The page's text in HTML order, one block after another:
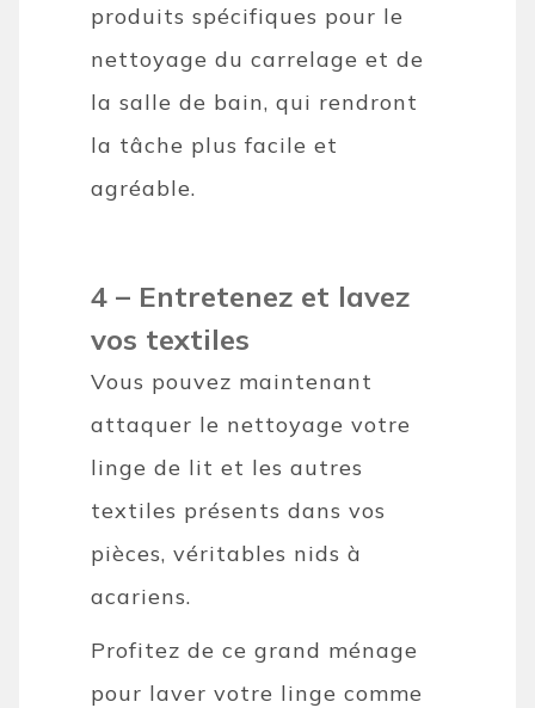
produits spécifiques pour le
nettoyage du carrelage et de
la salle de bain, qui rendront
la tâche plus facile et
agréable.
4 – Entretenez et lavez
vos textiles
Vous pouvez maintenant
attaquer le nettoyage votre
linge de lit et les autres
textiles présents dans vos
pièces, véritables nids à
acariens.
Profitez de ce grand ménage
pour laver votre linge comme